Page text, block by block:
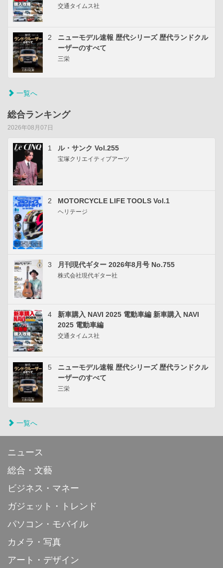
交通タイムス社
2
ニューモデル速報 歴代シリーズ 歴代ランドクル
ーザーのすべて
三栄
一覧へ
総合ランキング
2026年08月07日
1 ル・サンク Vol.255
宝塚クリエイティブアーツ
2 MOTORCYCLE LIFE TOOLS Vol.1
ヘリテージ
3 月刊現代ギター 2026年8月号 No.755
株式会社現代ギター社
4
新車購入 NAVI 2025 電動車編 新車購入 NAVI
2025 電動車編
交通タイムス社
5
ニューモデル速報 歴代シリーズ 歴代ランドクル
ーザーのすべて
三栄
一覧へ
ニュース
総合・文藝
ビジネス・マネー
ガジェット・トレンド
パソコン・モバイル
カメラ・写真
アート・デザイン